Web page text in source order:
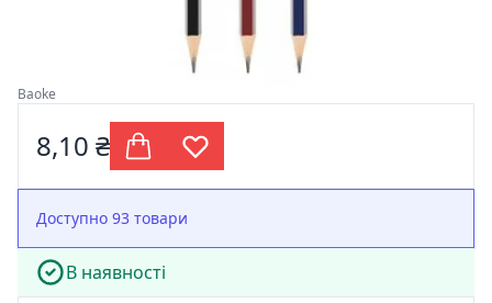
Baoke
8,10 ₴
Доступно 93 товари
В наявності